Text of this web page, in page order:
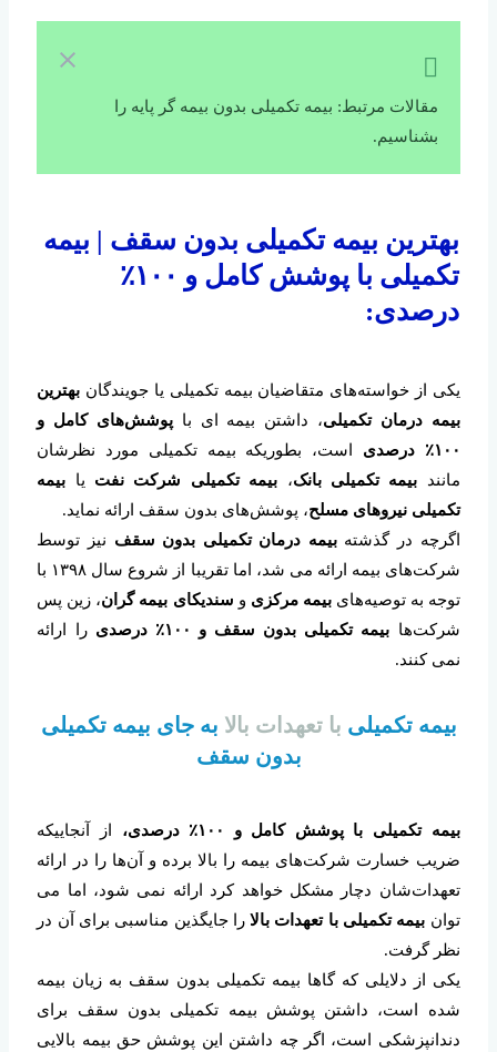
مقالات مرتبط: بیمه تکمیلی بدون بیمه گر پایه را
بشناسیم.
بهترین بیمه تکمیلی بدون سقف | بیمه
تکمیلی با پوشش کامل و ۱۰۰٪
درصدی:
یکی از خواسته‌های متقاضیان بیمه تکمیلی یا جویندگان بهترین
بیمه درمان تکمیلی، داشتن بیمه ای با پوشش‌های کامل و
۱۰۰٪ درصدی
است، بطوریکه بیمه تکمیلی مورد نظرشان
مانند بیمه تکمیلی بانک، بیمه تکمیلی شرکت نفت یا بیمه
تکمیلی نیروهای مسلح، پوشش‌های بدون سقف ارائه نماید.
اگرچه در گذشتهبیمه درمان تکمیلی بدون سقف نیز توسط
شرکت‌های بیمه ارائه می شد، اما تقریبا از شروع سال ۱۳۹۸ با
توجه به توصیه‌هایبیمه مرکزی و سندیکای بیمه گران، زین پس
شرکت‌ها بیمه تکمیلی بدون سقف و ۱۰۰٪ درصدی
را ارائه
نمی کنند.
بیمه تکمیلی با تعهدات بالا به جای بیمه تکمیلی
بدون سقف
بیمه تکمیلی با پوشش کامل و ۱۰۰٪ درصدی،
از آنجاییکه
ضریب خسارت شرکت‌های بیمه را بالا برده و آن‌ها را در ارائه
تعهدات‌شان دچار مشکل خواهد کرد ارائه نمی شود، اما می
توان بیمه تکمیلی با تعهدات بالارا جایگذین مناسبی برای آن در
نظر گرفت.
یکی از دلایلی که گاها بیمه تکمیلی بدون سقف به زیان بیمه
شده است، داشتن پوشش بیمه تکمیلی بدون سقف برای
دندانپزشکی است، اگر چه داشتن این پوشش حق بیمه بالایی